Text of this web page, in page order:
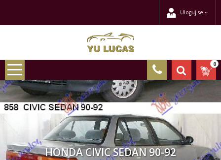
Uloguj se
0
HONDA CIVIC SEDAN 90-92